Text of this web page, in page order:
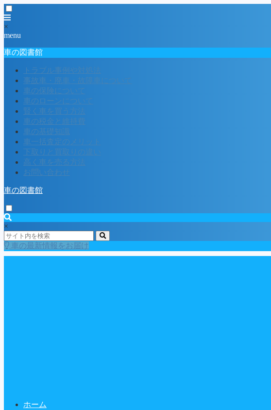
×
menu
車の図書館
トラブル事例や対処法
事故車・廃車・故障車について
車の保険について
車のローンについて
賢く車を買う方法
車の税金と維持費
車の基礎知識
車一括査定のメリット
下取りと買取りの違い
高く車を売る方法
お問い合わせ
車の図書館
×
車の最新情報をお届け
ホーム